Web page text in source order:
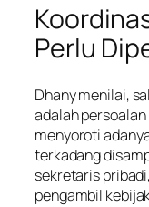
Perlu
Dhany menilai,
adalah
menyoroti
terkadang
sekretaris
pengambil